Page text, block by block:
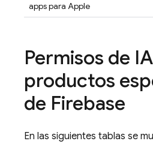
apps para Apple
Permisos de
productos
de Firebase
En las siguientes tablas se